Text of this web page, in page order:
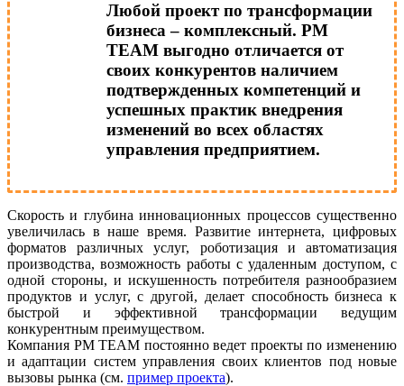
Любой проект по трансформации
бизнеса– комплексный. РМ
ТЕАМ выгодно отличается от
своих конкурентов наличием
подтвержденных компетенций и
успешных практик внедрения
изменений во всех областях
управления предприятием.
Скорость и глубина инновационных процессов существенно
увеличилась в наше время. Развитие интернета, цифровых
форматов различных услуг, роботизация и автоматизация
производства, возможность работы с удаленным доступом, с
одной стороны, и искушенность потребителя разнообразием
продуктов и услуг, с другой, делает способность бизнеса к
быстрой и эффективной трансформации ведущим
конкурентным преимуществом.
Компания РМ ТЕАМ постоянно ведет проекты по изменению
и адаптации систем управления своих клиентов под новые
вызовы рынка (см. пример проекта).